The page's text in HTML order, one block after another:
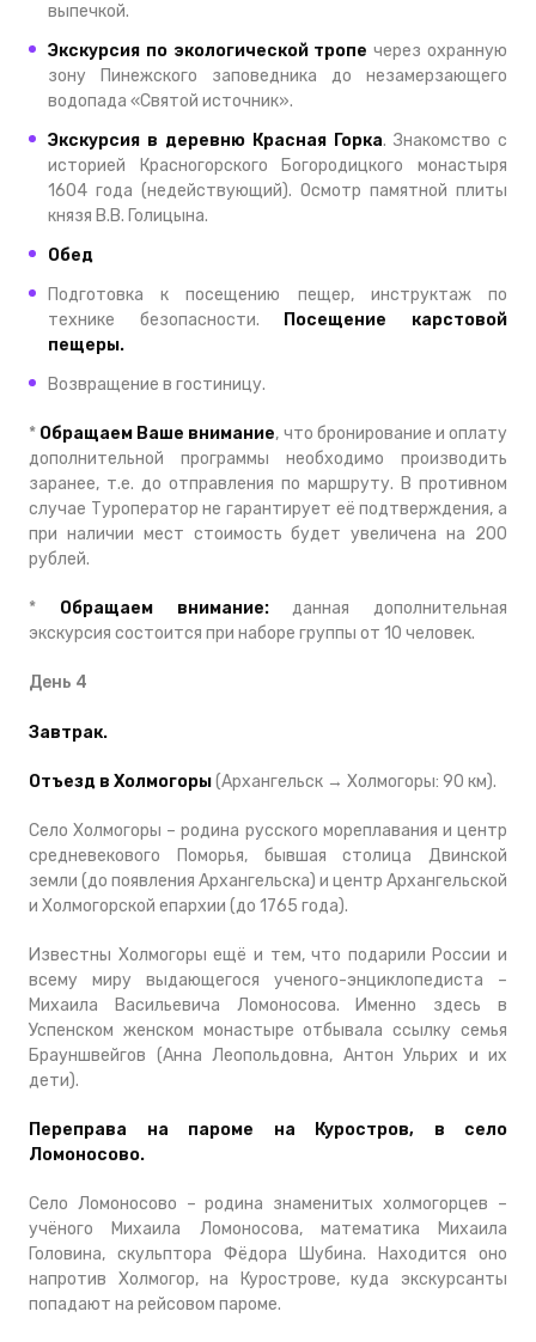
выпечкой.
Экскурсия по экологической тропе через охранную
зону Пинежского заповедника до незамерзающего
водопада «Святой источник».
Экскурсия в деревню Красная Горка. Знакомство с
историей Красногорского Богородицкого монастыря
1604 года (недействующий). Осмотр памятной плиты
князя В.В. Голицына.
Обед
Подготовка к посещению пещер, инструктаж по
технике безопасности.
Посещение карстовой
пещеры.
Возвращение в гостиницу.
* Обращаем Ваше внимание, что бронирование и оплату
дополнительной программы необходимо производить
заранее, т.е. до отправления по маршруту. В противном
случае Туроператор не гарантирует её подтверждения, а
при наличии мест стоимость будет увеличена на 200
рублей.
* Обращаем внимание:данная дополнительная
экскурсия состоится при наборе группы от 10 человек.
День 4
Завтрак.
Отъезд в Холмогоры(Архангельск → Холмогоры: 90 км).
Село Холмогоры – родина русского мореплавания и центр
средневекового Поморья, бывшая столица Двинской
земли (до появления Архангельска) и центр Архангельской
и Холмогорской епархии (до 1765 года).
Известны Холмогоры ещё и тем, что подарили России и
всему миру выдающегося ученого-энциклопедиста –
Михаила Васильевича Ломоносова. Именно здесь в
Успенском женском монастыре отбывала ссылку семья
Брауншвейгов (Анна Леопольдовна, Антон Ульрих и их
дети).
Переправа на пароме на Куростров, в село
Ломоносово.
Село Ломоносово – родина знаменитых холмогорцев –
учёного Михаила Ломоносова, математика Михаила
Головина, скульптора Фёдора Шубина. Находится оно
напротив Холмогор, на Курострове, куда экскурсанты
попадают на рейсовом пароме.